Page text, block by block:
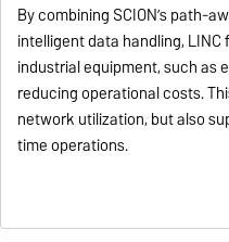
By combining SCION’s path-
intelligent data handling,
industrial equipment, such as
reducing operational costs.
network utilization, but also
time operations.